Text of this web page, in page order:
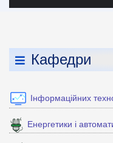
Кафедри
Інформаційних
Енергетики і